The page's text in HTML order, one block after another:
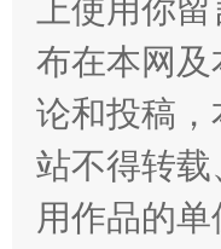
上使用你
布在本网
论和投稿
站不得转
用作品的